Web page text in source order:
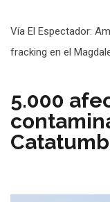
Vía El Espectador:
fracking en el
5.000